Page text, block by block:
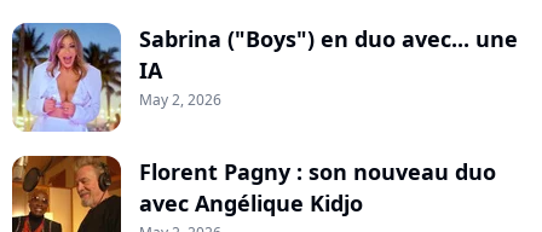
Sabrina ("Boys") en duo avec... une
IA
May 2, 2026
Florent Pagny : son nouveau duo
avec Angélique Kidjo